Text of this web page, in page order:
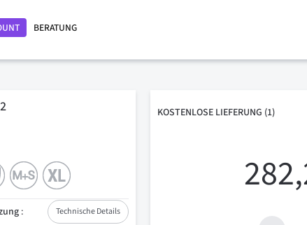
BERATUNG
Technische Details
:
KOSTENLOSE LIEFERUNG (1)